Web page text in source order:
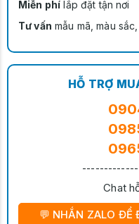
Miễn phí lắp đặt tận nơi
Tư vấn mẫu mã, màu
HỖ TRỢ
Chat
💬 NHẮN ZALO ĐỂ